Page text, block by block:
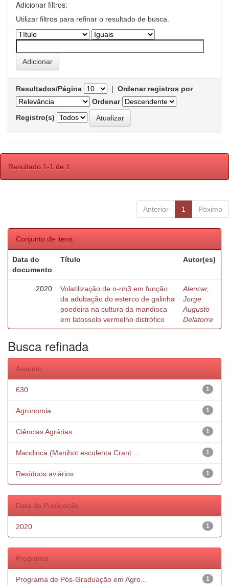
Adicionar filtros:
Utilizar filtros para refinar o resultado de busca.
Resultados/Página | Ordenar registros por
Ordenar
Registro(s)
Resultado 1-1 de 1.
Anterior 1 Póximo
Conjunto de itens:
Data do
documento
Título Autor(es)
2020
Volatilização de n-nh3 em função
da adubação do esterco de galinha
poedeira na cultura da mandioca
em latossolo vermelho distrófico
Alencar,
Jorge
Augusto
Delatorre
Busca refinada
Assunto
1
630
1
Agronomia
1
Ciências Agrárias
1
Mandioca (Manihot esculenta Crant...
1
Resíduos aviários
Data de Publicação
1
2020
Programa
1
Programa de Pós-Graduação em Agro...